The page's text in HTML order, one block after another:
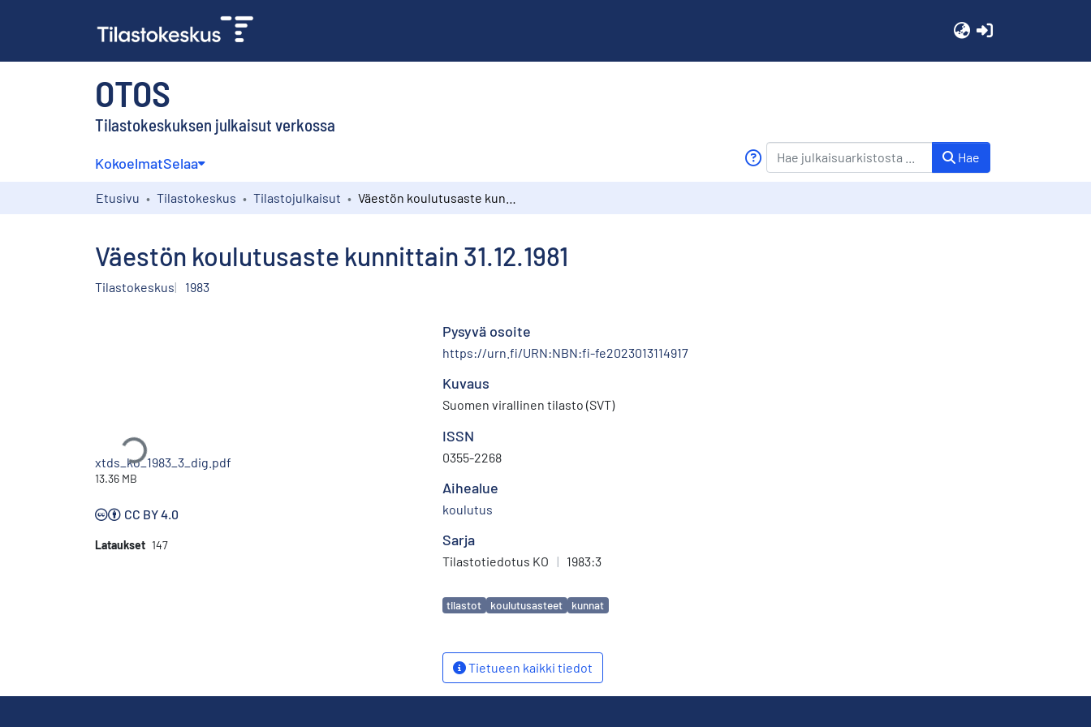
OTOS
Tilastokeskuksen julkaisut verkossa
KokoelmatSelaa Hae
Etusivu Tilastokeskus Tilastojulkaisut
Väestön koulutusaste kunnittain 31.12.1981
Tilastokeskus 1983
Ladataan...
xtds_ko_1983_3_dig.pdf
13.36 MB
CC BY 4.0
Lataukset 147
Pysyvä osoite
https://urn.fi/URN:NBN:fi-fe2023013114917
Kuvaus
Suomen virallinen tilasto (SVT)
ISSN
0355-2268
Aihealue
koulutus
Sarja
Tilastotiedotus KO | 1983:3
Avainsanat
tilastot koulutusasteet kunnat
Tietueen kaikki tiedot